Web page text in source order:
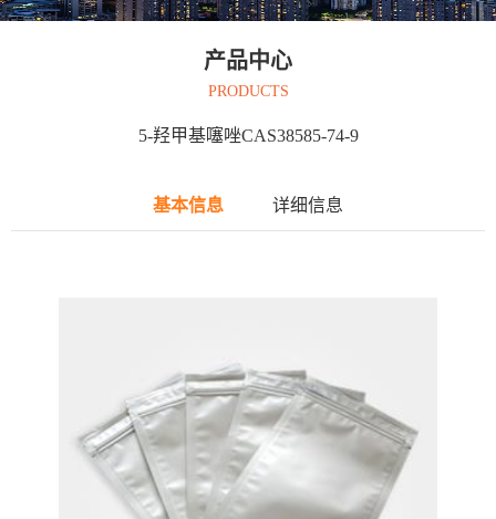
产品中心
PRODUCTS
5-羟甲基噻唑CAS38585-74-9
基本信息 详细信息